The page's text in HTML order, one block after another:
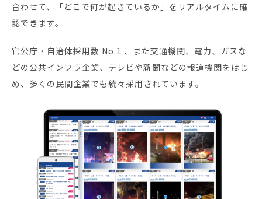
合わせて、「どこで何が起きているか」をリアルタイムに確
認できます。
官公庁・自治体採用数 No.1 、また交通機関、電力、ガスな
どの公共インフラ企業、テレビや新聞などの報道機関をはじ
め、多くの民間企業でも続々採用されています。